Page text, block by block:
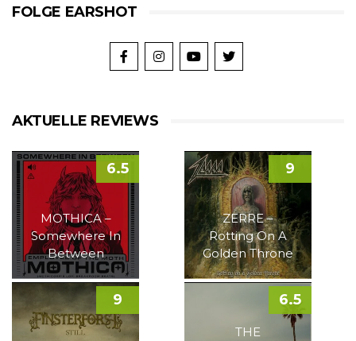
FOLGE EARSHOT
AKTUELLE REVIEWS
MOTHICA –
Somewhere In
Between
6.5
ZERRE –
Rotting On A
Golden Throne
9
9
THE
6.5